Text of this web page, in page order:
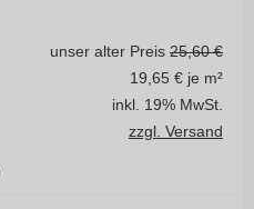
unser alter Preis 25,60 €
19,65 € je m²
inkl. 19% MwSt.
zzgl. Versand